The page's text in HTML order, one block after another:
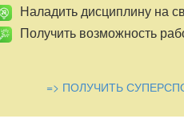
Наладить дисциплину на
Получить возможность
=> ПОЛУЧИТЬ